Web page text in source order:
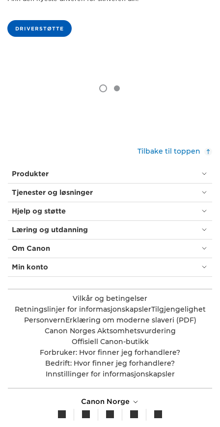
DRIVERSTØTTE
Tilbake til toppen
Produkter
Tjenester og løsninger
Hjelp og støtte
Læring og utdanning
Om Canon
Min konto
Vilkår og betingelser
Retningslinjer for informasjonskapslerTilgjengelighet
PersonvernErklæring om moderne slaveri (PDF)
Canon Norges Aktsomhetsvurdering
Offisiell Canon-butikk
Forbruker: Hvor finner jeg forhandlere?
Bedrift: Hvor finner jeg forhandlere?
Innstillinger for informasjonskapsler
Canon Norge